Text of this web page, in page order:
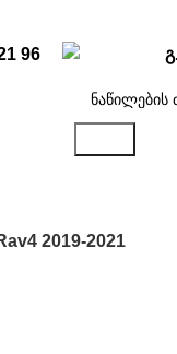
96
2019-2021